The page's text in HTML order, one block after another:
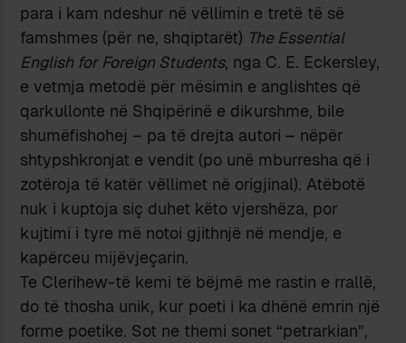
para i kam ndeshur në vëllimin e tretë të së
famshmes (për ne, shqiptarët) The Essential
English for Foreign Students, nga C. E. Eckersley,
e vetmja metodë për mësimin e anglishtes që
qarkullonte në Shqipërinë e dikurshme, bile
shumëfishohej – pa të drejta autori – nëpër
shtypshkronjat e vendit (po unë mburresha që i
zotëroja të katër vëllimet në origjinal). Atëbotë
nuk i kuptoja siç duhet këto vjershëza, por
kujtimi i tyre më notoi gjithnjë në mendje, e
kapërceu mijëvjeçarin.
Te Clerihew-të kemi të bëjmë me rastin e rrallë,
do të thosha unik, kur poeti i ka dhënë emrin një
forme poetike. Sot ne themi sonet “petrarkian”,